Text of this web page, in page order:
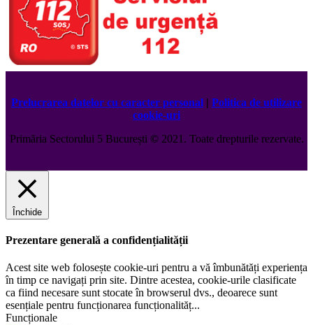
Prelucrarea datelor cu caracter personal | Politica de utilizare
cookie-uri
Primăria Sectorului 5 București ©️2021. Toate drepturile rezervate.
Închide
Prezentare generală a confidențialității
Acest site web folosește cookie-uri pentru a vă îmbunătăți experiența
în timp ce navigați prin site. Dintre acestea, cookie-urile clasificate
ca fiind necesare sunt stocate în browserul dvs., deoarece sunt
esențiale pentru funcționarea funcționalităț...
Funcționale